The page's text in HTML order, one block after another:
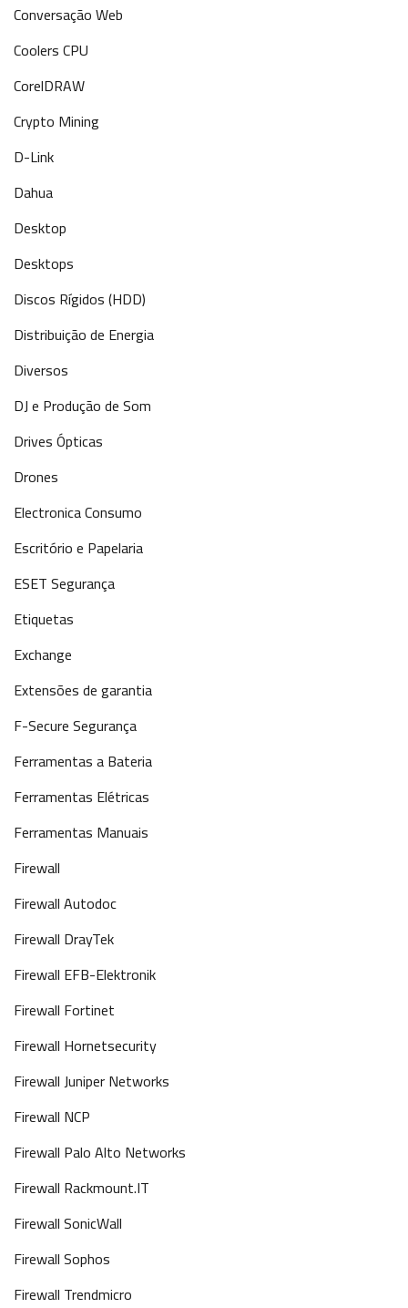
Conversação Web
Coolers CPU
CorelDRAW
Crypto Mining
D-Link
Dahua
Desktop
Desktops
Discos Rígidos (HDD)
Distribuição de Energia
Diversos
DJ e Produção de Som
Drives Ópticas
Drones
Electronica Consumo
Escritório e Papelaria
ESET Segurança
Etiquetas
Exchange
Extensões de garantia
F-Secure Segurança
Ferramentas a Bateria
Ferramentas Elétricas
Ferramentas Manuais
Firewall
Firewall Autodoc
Firewall DrayTek
Firewall EFB-Elektronik
Firewall Fortinet
Firewall Hornetsecurity
Firewall Juniper Networks
Firewall NCP
Firewall Palo Alto Networks
Firewall Rackmount.IT
Firewall SonicWall
Firewall Sophos
Firewall Trendmicro